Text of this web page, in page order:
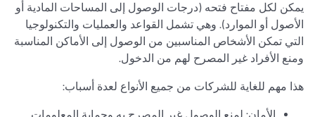
يمكن لكل مفتاح فتحه (درجات الوصول إلى المساحات المادية أو
الأصول أو الموارد). وهي تشمل القواعد والعمليات والتكنولوجيا
التي تمكن الأشخاص المناسبين من الوصول إلى الأماكن المناسبة
ومنع الأفراد غير المصرح لهم من الدخول.
هذا مهم للغاية للشركات من جميع الأنواع لعدة أسباب: